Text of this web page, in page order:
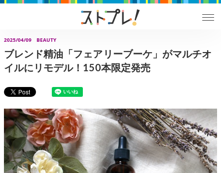
2025/04/09 BEAUTY
ブレンド精油「フェアリーブーケ」がマルチオ
イルにリモデル！150本限定発売